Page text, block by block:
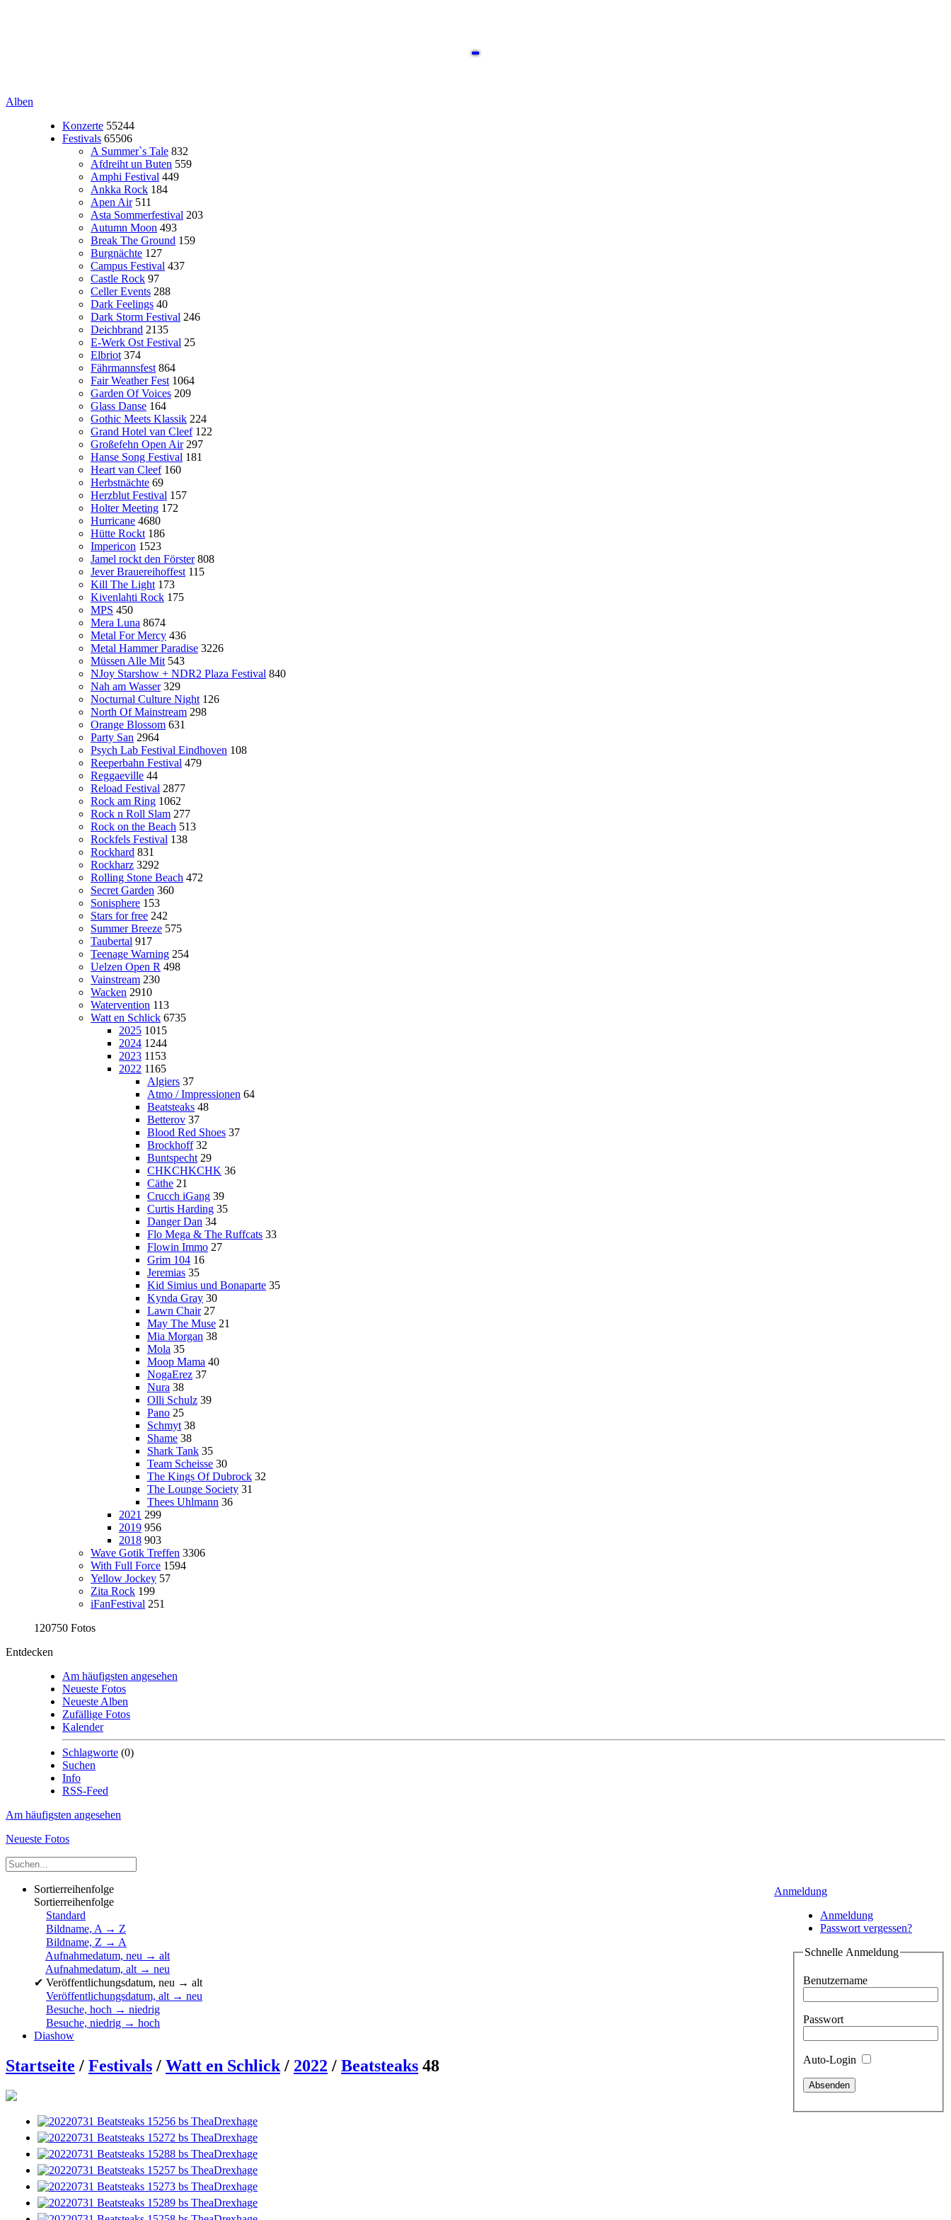
Alben
Konzerte 55244
Festivals 65506
A Summer`s Tale 832
Afdreiht un Buten 559
Amphi Festival 449
Ankka Rock 184
Apen Air 511
Asta Sommerfestival 203
Autumn Moon 493
Break The Ground 159
Burgnächte 127
Campus Festival 437
Castle Rock 97
Celler Events 288
Dark Feelings 40
Dark Storm Festival 246
Deichbrand 2135
E-Werk Ost Festival 25
Elbriot 374
Fährmannsfest 864
Fair Weather Fest 1064
Garden Of Voices 209
Glass Danse 164
Gothic Meets Klassik 224
Grand Hotel van Cleef 122
Großefehn Open Air 297
Hanse Song Festival 181
Heart van Cleef 160
Herbstnächte 69
Herzblut Festival 157
Holter Meeting 172
Hurricane 4680
Hütte Rockt 186
Impericon 1523
Jamel rockt den Förster 808
Jever Brauereihoffest 115
Kill The Light 173
Kivenlahti Rock 175
MPS 450
Mera Luna 8674
Metal For Mercy 436
Metal Hammer Paradise 3226
Müssen Alle Mit 543
NJoy Starshow + NDR2 Plaza Festival 840
Nah am Wasser 329
Nocturnal Culture Night 126
North Of Mainstream 298
Orange Blossom 631
Party San 2964
Psych Lab Festival Eindhoven 108
Reeperbahn Festival 479
Reggaeville 44
Reload Festival 2877
Rock am Ring 1062
Rock n Roll Slam 277
Rock on the Beach 513
Rockfels Festival 138
Rockhard 831
Rockharz 3292
Rolling Stone Beach 472
Secret Garden 360
Sonisphere 153
Stars for free 242
Summer Breeze 575
Taubertal 917
Teenage Warning 254
Uelzen Open R 498
Vainstream 230
Wacken 2910
Watervention 113
Watt en Schlick 6735
2025 1015
2024 1244
2023 1153
2022 1165
Algiers 37
Atmo / Impressionen 64
Beatsteaks 48
Betterov 37
Blood Red Shoes 37
Brockhoff 32
Buntspecht 29
CHKCHKCHK 36
Cäthe 21
Crucch iGang 39
Curtis Harding 35
Danger Dan 34
Flo Mega & The Ruffcats 33
Flowin Immo 27
Grim 104 16
Jeremias 35
Kid Simius und Bonaparte 35
Kynda Gray 30
Lawn Chair 27
May The Muse 21
Mia Morgan 38
Mola 35
Moop Mama 40
NogaErez 37
Nura 38
Olli Schulz 39
Pano 25
Schmyt 38
Shame 38
Shark Tank 35
Team Scheisse 30
The Kings Of Dubrock 32
The Lounge Society 31
Thees Uhlmann 36
2021 299
2019 956
2018 903
Wave Gotik Treffen 3306
With Full Force 1594
Yellow Jockey 57
Zita Rock 199
iFanFestival 251
120750 Fotos
Entdecken
Am häufigsten angesehen
Neueste Fotos
Neueste Alben
Zufällige Fotos
Kalender
Schlagworte (0)
Suchen
Info
RSS-Feed
Am häufigsten angesehen
Neueste Fotos
Anmeldung
Anmeldung
Passwort vergessen?
Schnelle Anmeldung
Benutzername
Passwort
Auto-Login
Sortierreihenfolge
Sortierreihenfolge
Standard
Bildname, A → Z
Bildname, Z → A
Aufnahmedatum, neu → alt
Aufnahmedatum, alt → neu
✔ Veröffentlichungsdatum, neu → alt
Veröffentlichungsdatum, alt → neu
Besuche, hoch → niedrig
Besuche, niedrig → hoch
Diashow
Startseite / Festivals / Watt en Schlick / 2022 / Beatsteaks 48